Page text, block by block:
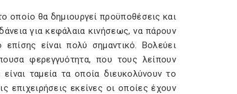
οποίο θα δημιουργεί προϋποθέσεις και
για κεφάλαια κινήσεως, να πάρουν
είναι πολύ σημαντικό. Βολεύει
φερεγγυότητα, που τους λείπουν
ταμεία τα οποία διευκολύνουν το
επιχειρήσεις εκείνες οι οποίες έχουν